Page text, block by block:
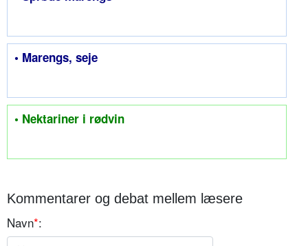
• Marengs, seje
• Nektariner i rødvin
Kommentarer og debat mellem læsere
Navn*: